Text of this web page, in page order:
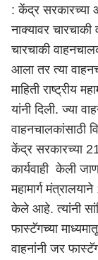
: केंद्र सरकारच्या
नाक्यावर
चारचाकी
आला तर त्या
माहिती राष्ट्रीय
यांनी दिली. ज्या
वाहनचालकांसाठी
केंद्र सरकारच्या
कार्यवाही केली
महामार्ग
केले आहे. त्यांनी
फास्टॅगच्या
वाहनांनी जर